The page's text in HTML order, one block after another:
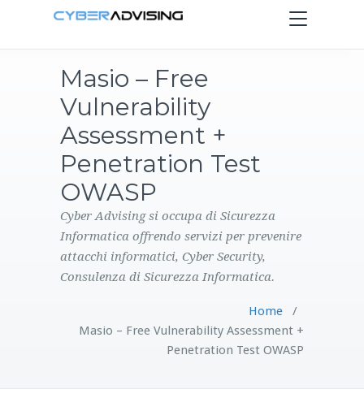
Toggle
navigation
PRODOTTI
CONTATTI
Masio – Free
Vulnerability
Assessment +
Penetration Test
OWASP
Cyber Advising si occupa di Sicurezza
Informatica offrendo servizi per prevenire
attacchi informatici, Cyber Security,
Consulenza di Sicurezza Informatica.
Home/
Masio – Free Vulnerability Assessment +
Penetration Test OWASP